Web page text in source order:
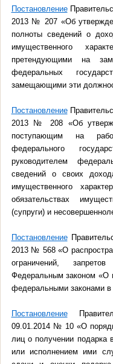
Постановление
2013 № 207 «Об
полноты сведений о
имущественного
претендующими на
федеральных
замещающими эти
Постановление
2013 № 208 «Об
поступающим на
федерального
руководителем
сведений о своих
имущественного
обязательствах
(супруги) и
Постановление
2013 № 568 «О
ограничений,
Федеральным законом «О
федеральными законами в
Постановление
09.01.2014 № 10 «О
лиц о получении подарка
или исполнением ими